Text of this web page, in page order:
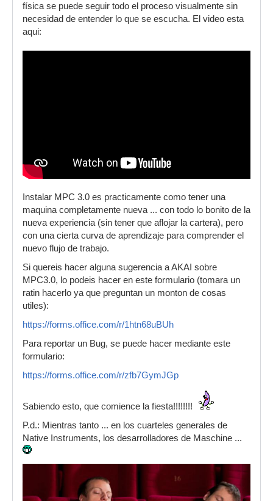
física se puede seguir todo el proceso visualmente sin
necesidad de entender lo que se escucha. El video esta
aqui:
Instalar MPC 3.0 es practicamente como tener una
maquina completamente nueva ... con todo lo bonito de la
nueva experiencia (sin tener que aflojar la cartera), pero
con una cierta curva de aprendizaje para comprender el
nuevo flujo de trabajo.
Si quereis hacer alguna sugerencia a AKAI sobre
MPC3.0, lo podeis hacer en este formulario (tomara un
ratin hacerlo ya que preguntan un monton de cosas
utiles):
https://forms.office.com/r/1htn68uBUh
Para reportar un Bug, se puede hacer mediante este
formulario:
https://forms.office.com/r/zfb7GymJGp
Sabiendo esto, que comience la fiesta!!!!!!!!
P.d.: Mientras tanto ... en los cuarteles generales de
Native Instruments, los desarrolladores de Maschine ...